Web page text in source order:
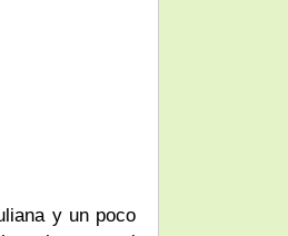
y un poco